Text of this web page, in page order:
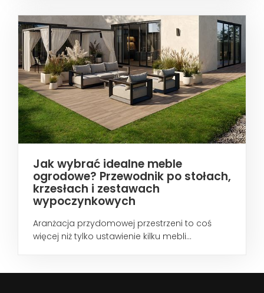
Jak wybrać idealne meble
ogrodowe? Przewodnik po stołach,
krzesłach i zestawach
wypoczynkowych
Aranżacja przydomowej przestrzeni to coś
więcej niż tylko ustawienie kilku mebli...